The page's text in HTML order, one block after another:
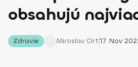
obsahujú
Zdravie Miroslav Ort17. Nov